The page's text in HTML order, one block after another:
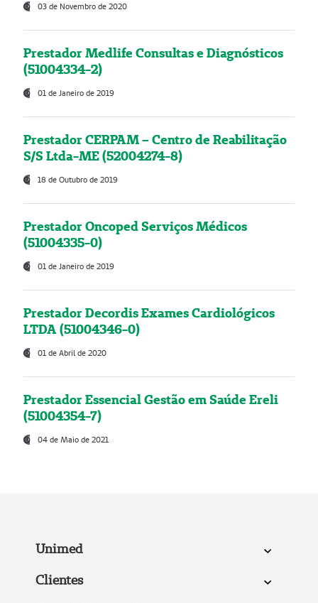
03 de Novembro de 2020
Prestador Medlife Consultas e Diagnósticos
(51004334-2)
01 de Janeiro de 2019
Prestador CERPAM – Centro de Reabilitação
S/S Ltda-ME (52004274-8)
18 de Outubro de 2019
Prestador Oncoped Serviços Médicos
(51004335-0)
01 de Janeiro de 2019
Prestador Decordis Exames Cardiológicos
LTDA (51004346-0)
01 de Abril de 2020
Prestador Essencial Gestão em Saúde Ereli
(51004354-7)
04 de Maio de 2021
Unimed
Clientes